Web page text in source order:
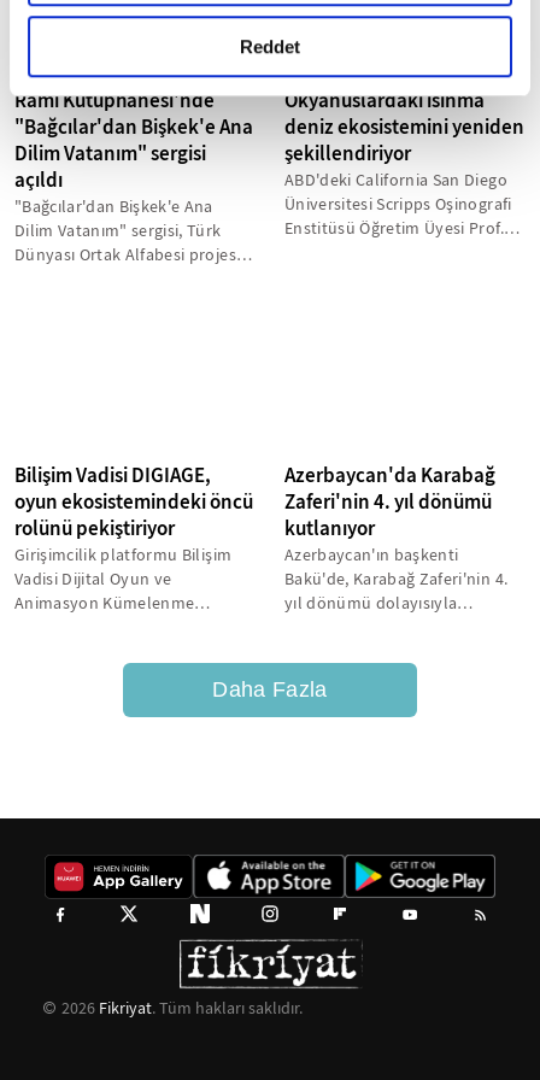
gerçekleştirilen veri işleme faaliyetleri ile ilgili daha
detaylı bilgi almak için lütfentıklayınız.
Reddet
Rami Kütüphanesi'nde
"Bağcılar'dan Bişkek'e Ana
Dilim Vatanım" sergisi
açıldı
"Bağcılar'dan Bişkek'e Ana
Dilim Vatanım" sergisi, Türk
Dünyası Ortak Alfabesi projesi
Okyanuslardaki ısınma
deniz ekosistemini yeniden
şekillendiriyor
ABD'deki California San Diego
Üniversitesi Scripps Oşinografi
Enstitüsü Öğretim Üyesi Prof.
Bilişim Vadisi DIGIAGE,
oyun ekosistemindeki öncü
rolünü pekiştiriyor
Girişimcilik platformu Bilişim
Vadisi Dijital Oyun ve
Animasyon Kümelenme
Azerbaycan'da Karabağ
Zaferi'nin 4. yıl dönümü
kutlanıyor
Azerbaycan'ın başkenti
Bakü'de, Karabağ Zaferi'nin 4.
yıl dönümü dolayısıyla
Daha Fazla
2026 Fikriyat. Tüm hakları saklıdır.